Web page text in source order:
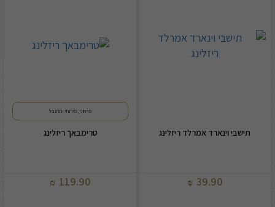
תישבי וינארד אמרלד ריזלינג
39.90
₪
פרחוני, פירותי ומתובל
טרימבאך ריזלינג
119.90
₪